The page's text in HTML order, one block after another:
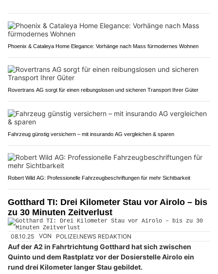
Phoenix & Cataleya Home Elegance: Vorhänge nach Mass fürmodernes Wohnen
Rovertrans AG sorgt für einen reibungslosen und sicheren Transport Ihrer Güter
Fahrzeug günstig versichern – mit insurando AG vergleichen & sparen
Robert Wild AG: Professionelle Fahrzeugbeschriftungen für mehr Sichtbarkeit
Gotthard TI: Drei Kilometer Stau vor Airolo – bis
zu 30 Minuten Zeitverlust
08.10.25 VON POLIZEI.NEWS REDAKTION
Auf der A2 in Fahrtrichtung Gotthard hat sich zwischen
Quinto und dem Rastplatz vor der Dosierstelle Airolo ein
rund drei Kilometer langer Stau gebildet.